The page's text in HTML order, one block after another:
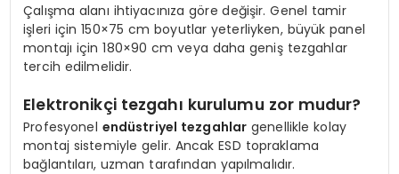
Çalışma alanı ihtiyacınıza göre değişir. Genel tamir
işleri için 150×75 cm boyutlar yeterliyken, büyük panel
montajı için 180×90 cm veya daha geniş tezgahlar
tercih edilmelidir.
Elektronikçi tezgahı kurulumu zor mudur?
Profesyonel endüstriyel tezgahlar genellikle kolay
montaj sistemiyle gelir. Ancak ESD topraklama
bağlantıları, uzman tarafından yapılmalıdır.